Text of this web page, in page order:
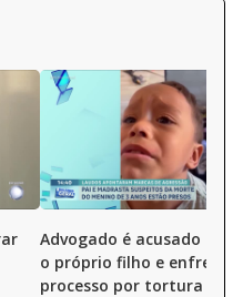
Advogado é acusado de
o próprio filho e enfrenta
processo por tortura